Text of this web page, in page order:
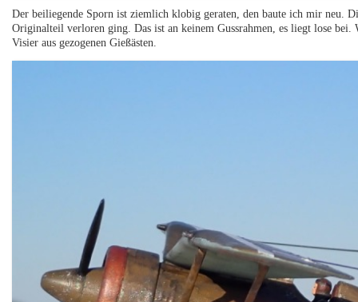
Der beiliegende Sporn ist ziemlich klobig geraten, den baute ich mir neu.
Originalteil verloren ging. Das ist an keinem Gussrahmen, es liegt lose
Visier aus gezogenen Gießästen.